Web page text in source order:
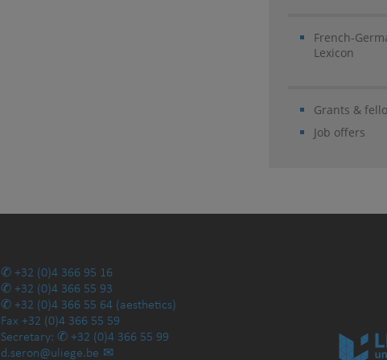
French-
Lexicon
Grants &
Job offers
+32 (0)4 366 95 16
+32 (0)4 366 55 93
+32 (0)4 366 55 64 (aesthetics)
Fax +32 (0)4 366 55 59
Secretary:
+32 (0)4 366 55 99
d.seron@uliege.be